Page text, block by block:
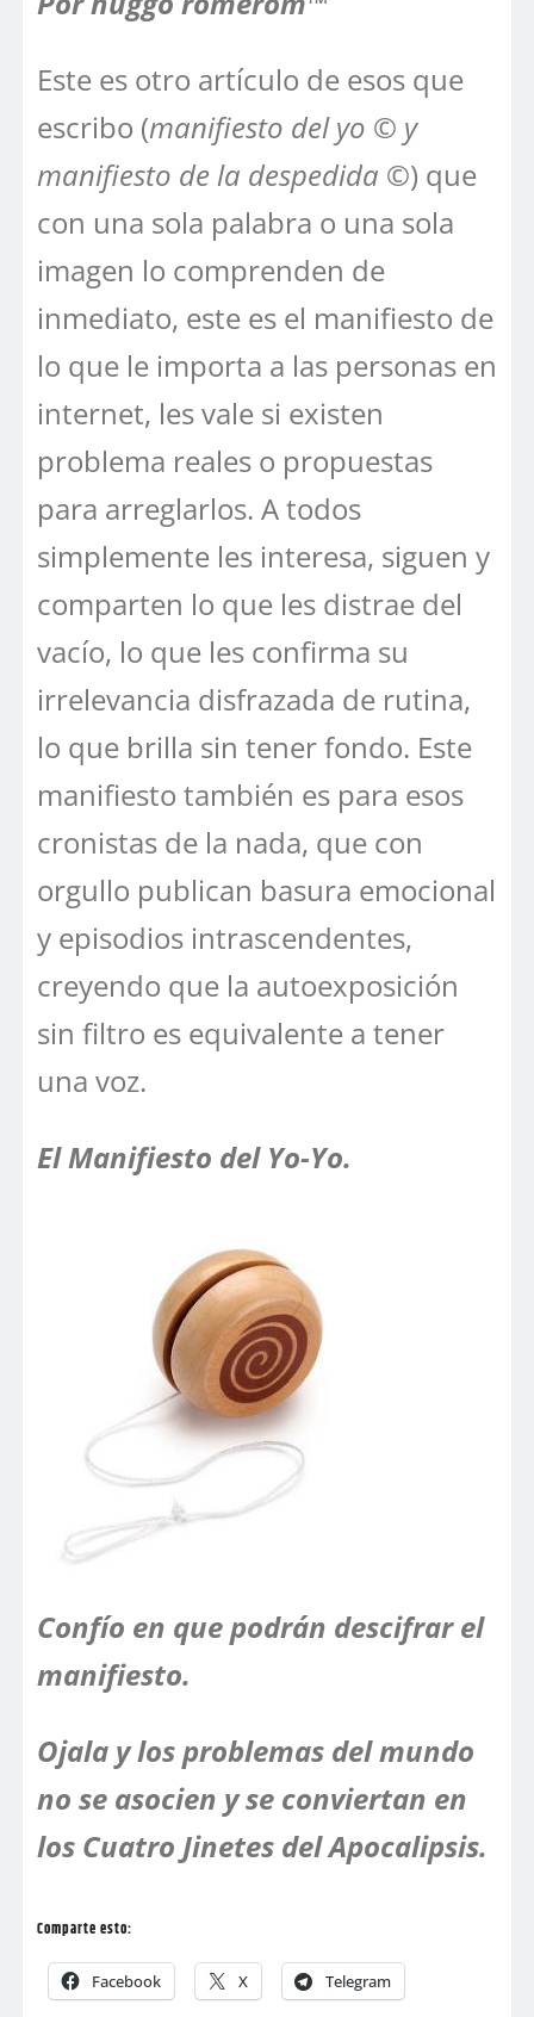
Este es otro artículo de esos que
escribo (manifiesto del yo © y
manifiesto de la despedida ©) que
con una sola palabra o una sola
imagen lo comprenden de
inmediato, este es el manifiesto de
lo que le importa a las personas en
internet, les vale si existen
problema reales o propuestas
para arreglarlos. A todos
simplemente les interesa, siguen y
comparten lo que les distrae del
vacío, lo que les confirma su
irrelevancia disfrazada de rutina,
lo que brilla sin tener fondo. Este
manifiesto también es para esos
cronistas de la nada, que con
orgullo publican basura emocional
y episodios intrascendentes,
creyendo que la autoexposición
sin filtro es equivalente a tener
una voz.
El Manifiesto del Yo-Yo.
Confío en que podrán descifrar el
manifiesto.
Ojala y los problemas del mundo
no se asocien y se conviertan en
los Cuatro Jinetes del Apocalipsis.
Comparte esto:
Facebook X Telegram